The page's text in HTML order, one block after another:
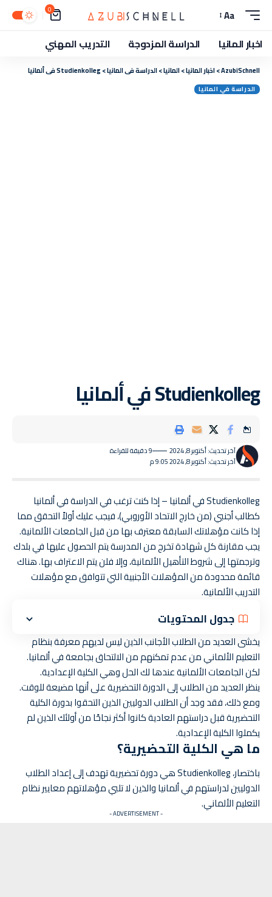
Aa
0
اخبار المانيا الدراسة المزدوجة التدريب المهني
AzubiSchnell
>اخبار المانيا>المانيا>الدراسة في المانيا>Studienkolleg في ألمانيا
الدراسة في المانيا
Studienkolleg في ألمانيا
آخر تحديث: أكتوبر 8, 2024 9:05 م
آخر تحديث: أكتوبر 8, 2024 9 دقيقة للقراءة
Studienkolleg في ألمانيا – إذا كنت ترغب في الدراسة في ألمانيا
كطالب أجنبي (من خارج الاتحاد الأوروبي)، فيجب عليك أولاً التحقق مما
إذا كانت مؤهلاتك السابقة معترف بها من قبل الجامعات الألمانية.
يجب مقارنة كل شهادة تخرج من المدرسة يتم الحصول عليها في بلدك
وترجمتها إلى شروط التأهيل الألمانية، وإلا فلن يتم الاعتراف بها. هناك
قائمة محدودة من المؤهلات الأجنبية التي تتوافق مع مؤهلات
التدريب الألمانية.
جدول المحتويات
يخشى العديد من الطلاب الأجانب الذين ليس لديهم معرفة بنظام
التعليم الألماني من عدم تمكنهم من الالتحاق بجامعة في ألمانيا.
لكن الجامعات الألمانية عندها لك الحل وهي الكلية الإعدادية.
ينظر العديد من الطلاب إلى الدورة التحضيرية على أنها مضيعة للوقت.
ومع ذلك، فقد وجد أن الطلاب الدوليين الذين التحقوا بدورة الكلية
التحضيرية قبل دراستهم العادية كانوا أكثر نجاحًا من أولئك الذين لم
يكملوا الكلية الإعدادية.
ما هي الكلية التحضيرية؟
باختصار، Studienkolleg هي دورة تحضيرية تهدف إلى إعداد الطلاب
الدوليين لدراستهم في ألمانيا والذين لا تلبي مؤهلاتهم معايير نظام
التعليم الألماني.
- ADVERTISEMENT -